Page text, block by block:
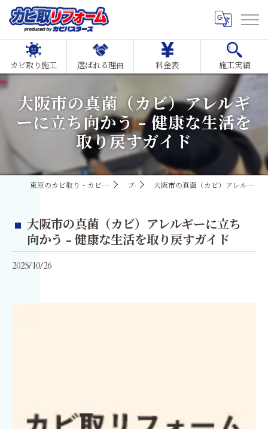
カビ取り施工 選ばれる理由 料金表 施工実績
大阪市の真菌（カビ）アレルギ
ーに立ち向かう - 健康な生活を
取り戻すガイド
東京のカビ取り・カビ対策ならMIST工法®カビ取リフォーム ブログ 大阪市の真菌（カビ）アレルギーに立ち向かう - 健康な生活を取り戻すガイド
大阪市の真菌（カビ）アレルギーに立ち
向かう - 健康な生活を取り戻すガイド
2025/10/26